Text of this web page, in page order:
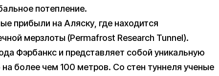
потепление.
прибыли на Аляску, где находится
мерзлоты (Permafrost Research Tunnel).
Фэрбанкс и представляет собой уникальную
более чем 100 метров. Со стен туннеля ученые